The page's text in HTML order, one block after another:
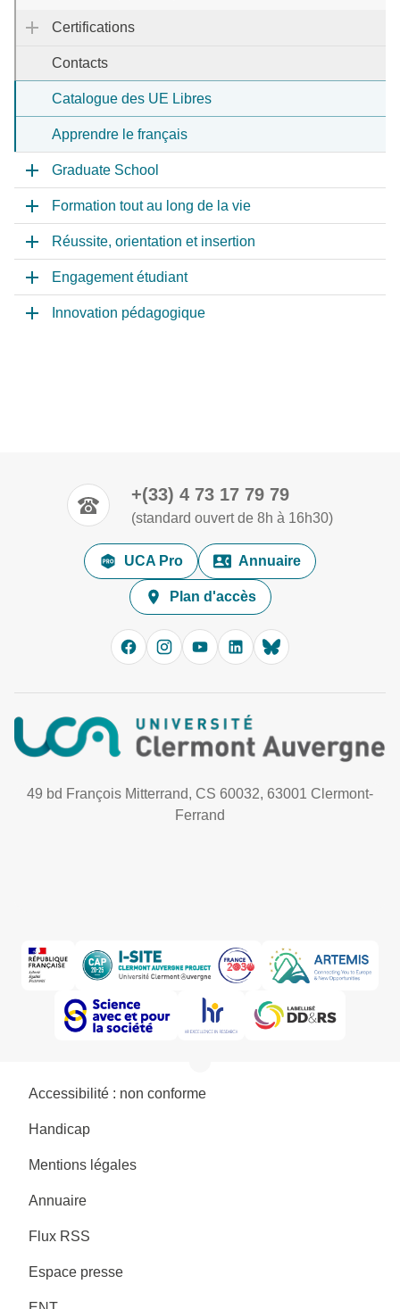
Certifications
Contacts
Catalogue des UE Libres
Apprendre le français
Graduate School
Formation tout au long de la vie
Réussite, orientation et insertion
Engagement étudiant
Innovation pédagogique
+(33) 4 73 17 79 79
(standard ouvert de 8h à 16h30)
UCA Pro Annuaire
Plan d'accès
49 bd François Mitterrand, CS 60032, 63001 Clermont-
Ferrand
Accessibilité : non conforme
Handicap
Mentions légales
Annuaire
Flux RSS
Espace presse